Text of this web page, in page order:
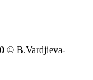
© B.Vardjieva-